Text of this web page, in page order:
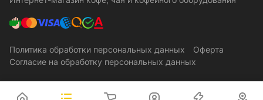
Политика обработки персональных данных
Оферта
Согласие на обработку персональных данных